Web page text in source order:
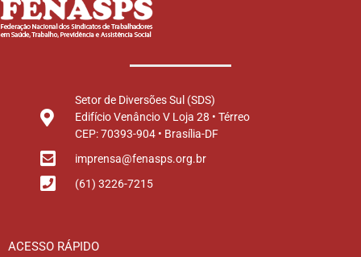
Setor de Diversões Sul (SDS)
Edifício Venâncio V Loja 28 • Térreo
CEP: 70393-904 • Brasília-DF
imprensa@fenasps.org.br
(61) 3226-7215
ACESSO RÁPIDO